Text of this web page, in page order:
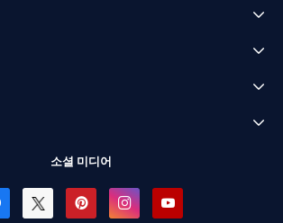
소셜 미디어